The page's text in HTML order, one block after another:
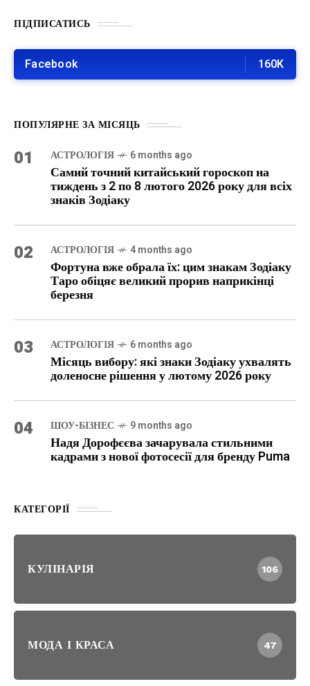
ПІДПИСАТИСЬ
Facebook 160K
ПОПУЛЯРНЕ ЗА МІСЯЦЬ
01 АСТРОЛОГІЯ 6 months ago
Самий точний китайський гороскоп на
тиждень з 2 по 8 лютого 2026 року для всіх
знаків Зодіаку
02 АСТРОЛОГІЯ 4 months ago
Фортуна вже обрала їх: цим знакам Зодіаку
Таро обіцяє великий прорив наприкінці
березня
03 АСТРОЛОГІЯ 6 months ago
Місяць вибору: які знаки Зодіаку ухвалять
доленосне рішення у лютому 2026 року
04 ШОУ-БІЗНЕС 9 months ago
Надя Дорофєєва зачарувала стильними
кадрами з нової фотосесії для бренду Puma
КАТЕГОРІЇ
КУЛІНАРІЯ 106
МОДА І КРАСА 47